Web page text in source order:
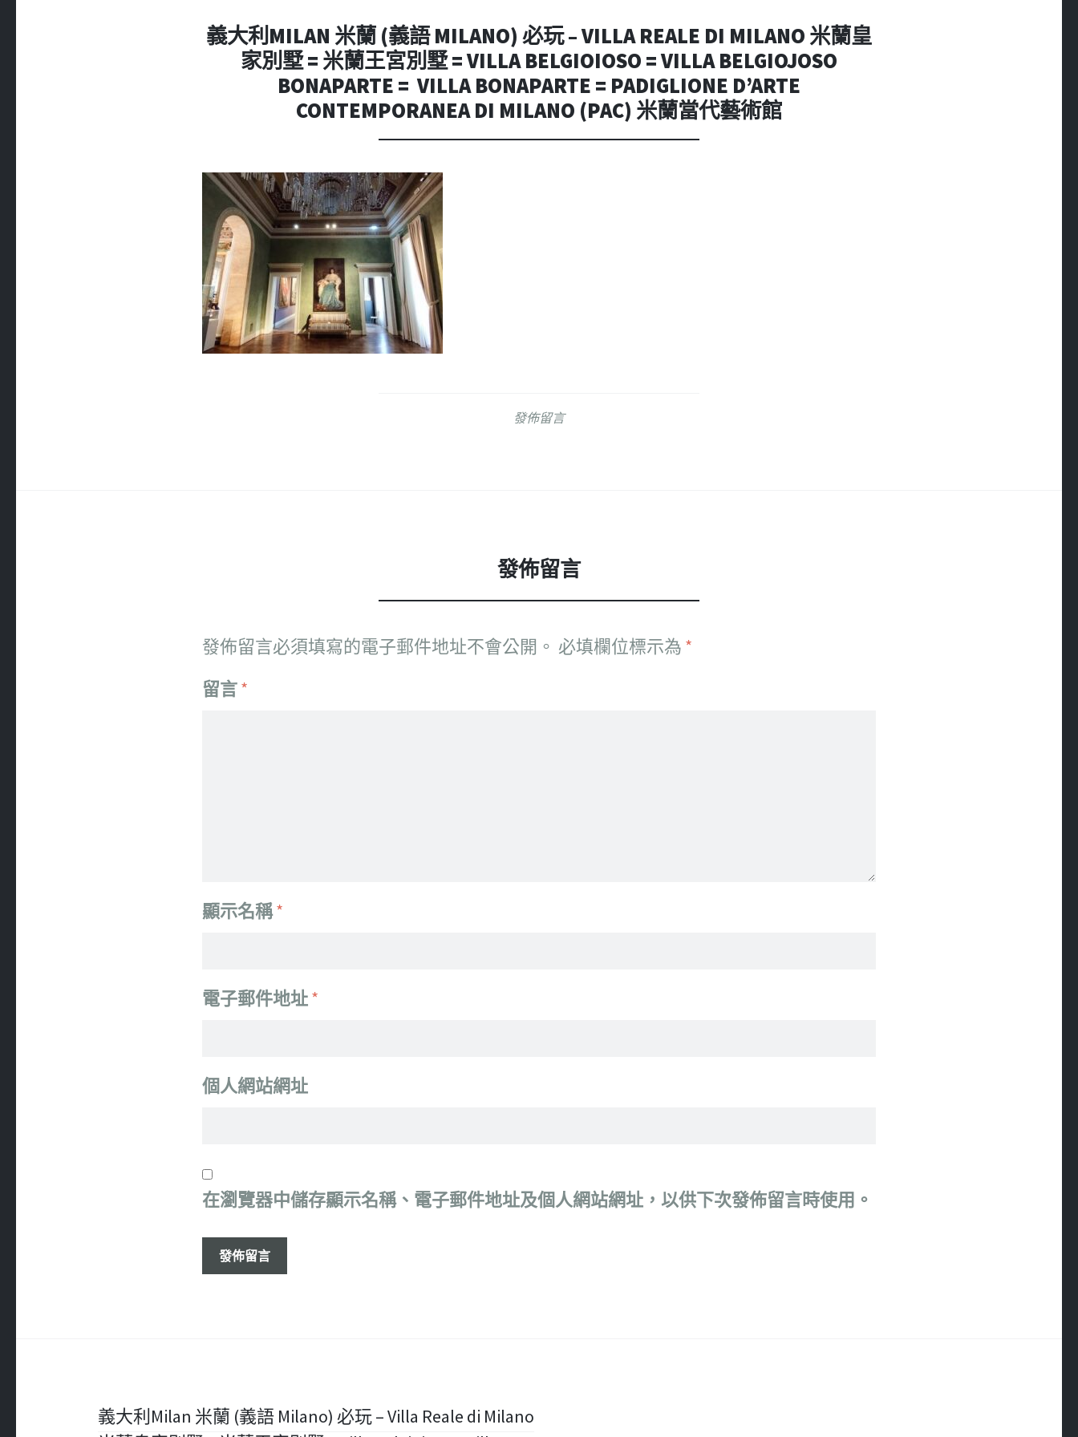
容
義大利MILAN 米蘭 (義語 MILANO) 必玩 – VILLA REALE DI MILANO 米蘭皇
家別墅 = 米蘭王宮別墅 = VILLA BELGIOIOSO = VILLA BELGIOJOSO
BONAPARTE = VILLA BONAPARTE = PADIGLIONE D’ARTE
CONTEMPORANEA DI MILANO (PAC) 米蘭當代藝術館
發佈留言
發佈留言
發佈留言必須填寫的電子郵件地址不會公開。 必填欄位標示為 *
留言*
顯示名稱*
電子郵件地址*
個人網站網址
在瀏覽器中儲存顯示名稱、電子郵件地址及個人網站網址，以供下次發佈留言時使用。
義大利Milan 米蘭 (義語 Milano) 必玩 – Villa Reale di Milano